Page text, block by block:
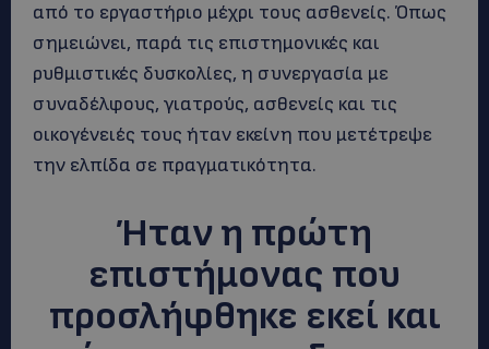
από το εργαστήριο μέχρι τους ασθενείς. Όπως
σημειώνει, παρά τις επιστημονικές και
ρυθμιστικές δυσκολίες, η συνεργασία με
συναδέλφους, γιατρούς, ασθενείς και τις
οικογένειές τους ήταν εκείνη που μετέτρεψε
την ελπίδα σε πραγματικότητα.
Ήταν η πρώτη
επιστήμονας που
προσλήφθηκε εκεί και